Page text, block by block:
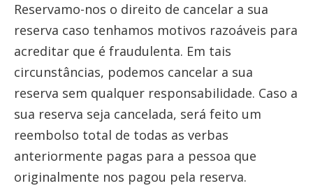
Reservamo-nos o direito de cancelar a sua
reserva caso tenhamos motivos razoáveis para
acreditar que é fraudulenta. Em tais
circunstâncias, podemos cancelar a sua
reserva sem qualquer responsabilidade. Caso a
sua reserva seja cancelada, será feito um
reembolso total de todas as verbas
anteriormente pagas para a pessoa que
originalmente nos pagou pela reserva.